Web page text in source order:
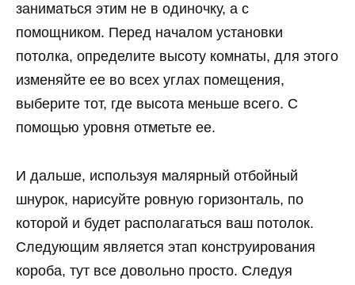
заниматься этим не в одиночку, а с
помощником. Перед началом установки
потолка, определите высоту комнаты, для этого
изменяйте ее во всех углах помещения,
выберите тот, где высота меньше всего. С
помощью уровня отметьте ее.
И дальше, используя малярный отбойный
шнурок, нарисуйте ровную горизонталь, по
которой и будет располагаться ваш потолок.
Следующим является этап конструирования
короба, тут все довольно просто. Следуя